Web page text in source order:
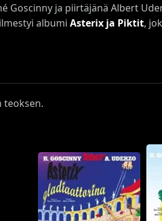
Goscinny ja piirtäjänä Albert
albumi Asterix ja Piktit,
teoksen.